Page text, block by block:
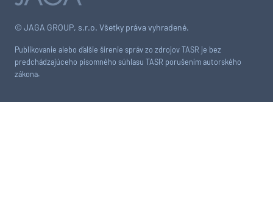
© JAGA GROUP, s.r.o. Všetky práva vyhradené.
Publikovanie alebo ďalšie šírenie správ zo zdrojov TASR je bez
predchádzajúceho písomného súhlasu TASR porušením autorského
zákona.